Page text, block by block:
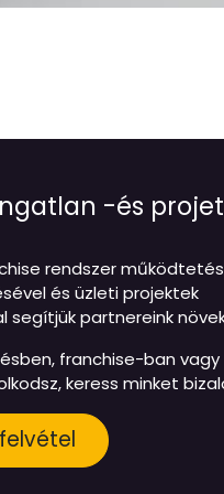
-és
rendszer
és üzleti projektek
segítjük partnereink
franchise-ban
keress minket